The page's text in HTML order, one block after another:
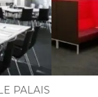
PALAIS